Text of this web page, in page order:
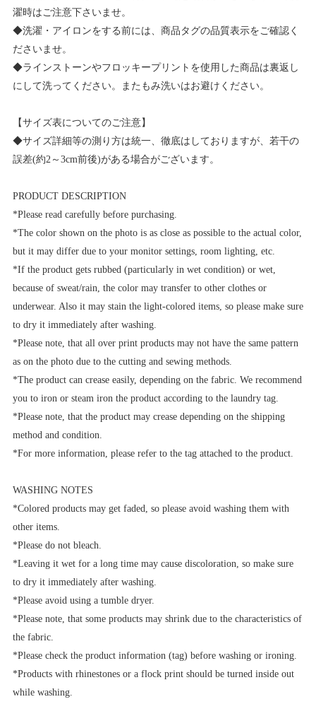
濯時はご注意下さいませ。
◆洗濯・アイロンをする前には、商品タグの品質表示をご確認く
ださいませ。
◆ラインストーンやフロッキープリントを使用した商品は裏返し
にして洗ってください。またもみ洗いはお避けください。
【サイズ表についてのご注意】
◆サイズ詳細等の測り方は統一、徹底はしておりますが、若干の
誤差(約2～3cm前後)がある場合がございます。
PRODUCT DESCRIPTION
*Please read carefully before purchasing.
*The color shown on the photo is as close as possible to the actual color,
but it may differ due to your monitor settings, room lighting, etc.
*If the product gets rubbed (particularly in wet condition) or wet,
because of sweat/rain, the color may transfer to other clothes or
underwear. Also it may stain the light-colored items, so please make sure
to dry it immediately after washing.
*Please note, that all over print products may not have the same pattern
as on the photo due to the cutting and sewing methods.
*The product can crease easily, depending on the fabric. We recommend
you to iron or steam iron the product according to the laundry tag.
*Please note, that the product may crease depending on the shipping
method and condition.
*For more information, please refer to the tag attached to the product.
WASHING NOTES
*Colored products may get faded, so please avoid washing them with
other items.
*Please do not bleach.
*Leaving it wet for a long time may cause discoloration, so make sure
to dry it immediately after washing.
*Please avoid using a tumble dryer.
*Please note, that some products may shrink due to the characteristics of
the fabric.
*Please check the product information (tag) before washing or ironing.
*Products with rhinestones or a flock print should be turned inside out
while washing.